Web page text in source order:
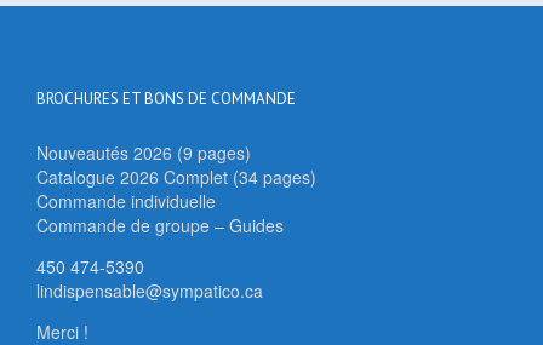
BROCHURES ET BONS DE COMMANDE
Nouveautés 2026 (9 pages)
Catalogue 2026 Complet (34 pages)
Commande individuelle
Commande de groupe – Guides
450 474-5390
lindispensable@sympatico.ca
Merci !